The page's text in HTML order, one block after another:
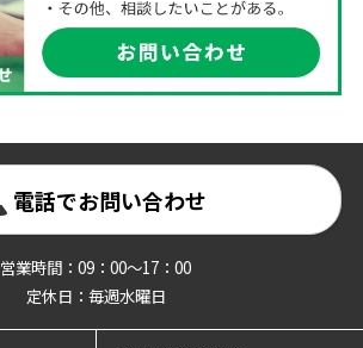
電話でお問い合わせ
営業時間：09：00～17：00
定休日：毎週水曜日